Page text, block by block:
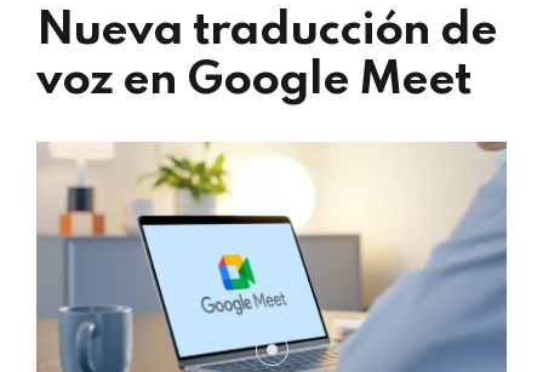
Nueva traducción de
voz en Google Meet